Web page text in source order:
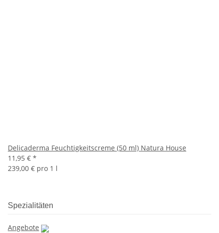
Delicaderma Feuchtigkeitscreme (50 ml) Natura House
11,95 € *
239,00 € pro 1 l
Spezialitäten
Angebote